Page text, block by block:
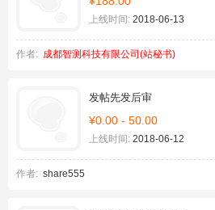
上线时间: 2018-06-13
作者: 成都智测科技有限公司(站秘书)
发帖先发后审
¥0.00 - 50.00
上线时间: 2018-06-12
作者: share555